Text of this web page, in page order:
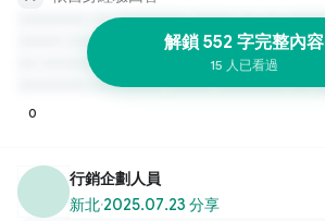
解鎖 552 字完整內容
15 人已看過
0
行銷企劃人員
新北·2025.07.23 分享